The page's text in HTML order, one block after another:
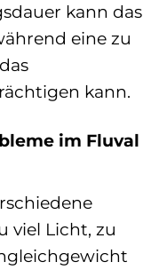
kann das
eine zu
kann.
im Fluval
viel Licht, zu